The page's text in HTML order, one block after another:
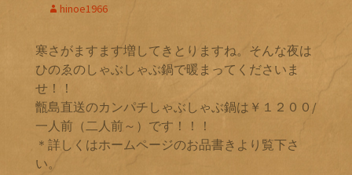
hinoe1966
寒さがますます増してきとりますね。そんな夜は
ひのゑのしゃぶしゃぶ鍋で暖まってくださいま
せ！！
甑島直送のカンパチしゃぶしゃぶ鍋は￥１２００/
一人前（二人前～）です！！！
＊詳しくはホームページのお品書きより覧下さ
い。